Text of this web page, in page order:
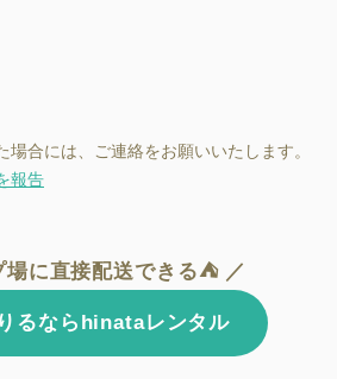
合には、ご連絡をお願いいたします。
報告
場に直接配送できる⛺ ／
るならhinataレンタル